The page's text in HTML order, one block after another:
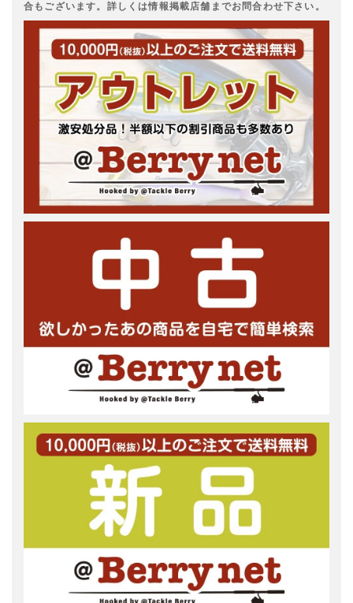
合もございます。詳しくは情報掲載店舗までお問合わせ下さい。